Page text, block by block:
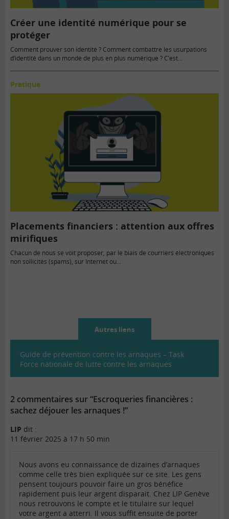
Créer une identité numérique pour se
protéger
Comment prouver son identité ? Comment combattre les usurpations
d’identité dans un monde de plus en plus numérique ? C’est…
Pratique
Placements financiers : attention aux offres
mirifiques
Chacun de nous se voit proposer, par le biais de courriers électroniques
non sollicités (spams), sur Internet ou…
Autres liens
Guide de prévention contre les arnaques – Task
Force nationale de lutte contre les arnaques
2 commentaires sur “Escroqueries financières :
sachez déjouer les arnaques !”
LIP dit :
11 février 2025 à 17 h 50 min
Nous avons eu connaissance de dizaines d’arnaques
comme celle très bien expliquée sur ce site. Les gens
pensent toujours pouvoir faire un gros bénéfice
rapidement puis leur argent disparait. Chez LIP Genève
nous retrouvons le compte et le titulaire sur lequel
votre argent a atterri. Il vous suffit ensuite de porter